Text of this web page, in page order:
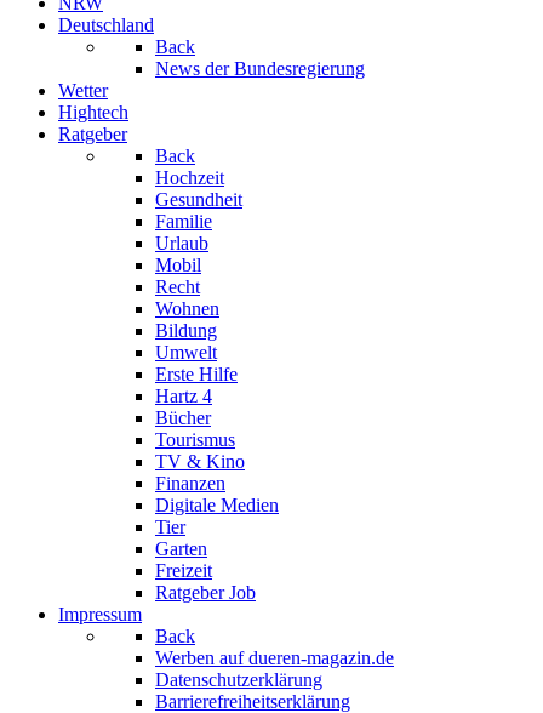
Deutschland
Back
News der Bundesregierung
Wetter
Hightech
Ratgeber
Back
Hochzeit
Gesundheit
Familie
Urlaub
Mobil
Recht
Wohnen
Bildung
Umwelt
Erste Hilfe
Hartz 4
Bücher
Tourismus
TV & Kino
Finanzen
Digitale Medien
Tier
Garten
Freizeit
Ratgeber Job
Impressum
Back
Werben auf dueren-magazin.de
Datenschutzerklärung
Barrierefreiheitserklärung